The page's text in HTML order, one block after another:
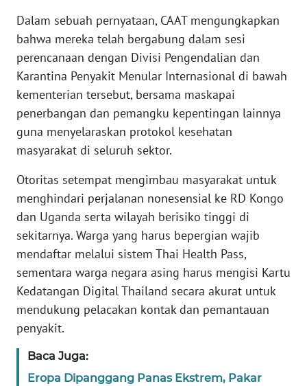
Dalam sebuah pernyataan, CAAT mengungkapkan
bahwa mereka telah bergabung dalam sesi
perencanaan dengan Divisi Pengendalian dan
Karantina Penyakit Menular Internasional di bawah
kementerian tersebut, bersama maskapai
penerbangan dan pemangku kepentingan lainnya
guna menyelaraskan protokol kesehatan
masyarakat di seluruh sektor.
Otoritas setempat mengimbau masyarakat untuk
menghindari perjalanan nonesensial ke RD Kongo
dan Uganda serta wilayah berisiko tinggi di
sekitarnya. Warga yang harus bepergian wajib
mendaftar melalui sistem Thai Health Pass,
sementara warga negara asing harus mengisi Kartu
Kedatangan Digital Thailand secara akurat untuk
mendukung pelacakan kontak dan pemantauan
penyakit.
Baca Juga:
Eropa Dipanggang Panas Ekstrem, Pakar
WN
JAKARTA
WN
JABAR
BANTEN
WN
NTT
WN
KEPRI
PAPUA